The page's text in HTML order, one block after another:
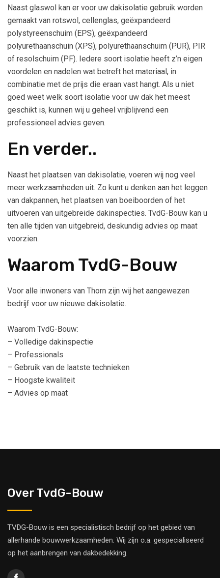
Naast glaswol kan er voor uw dakisolatie gebruik worden
gemaakt van rotswol, cellenglas, geëxpandeerd
polystyreenschuim (EPS), geëxpandeerd
polyurethaanschuin (XPS), polyurethaanschuim (PUR), PIR
of resolschuim (PF). Iedere soort isolatie heeft z’n eigen
voordelen en nadelen wat betreft het materiaal, in
combinatie met de prijs die eraan vast hangt. Als u niet
goed weet welk soort isolatie voor uw dak het meest
geschikt is, kunnen wij u geheel vrijblijvend een
professioneel advies geven.
En verder..
Naast het plaatsen van dakisolatie, voeren wij nog veel
meer werkzaamheden uit. Zo kunt u denken aan het leggen
van dakpannen, het plaatsen van boeiboorden of het
uitvoeren van uitgebreide dakinspecties. TvdG-Bouw kan u
ten alle tijden van uitgebreid, deskundig advies op maat
voorzien.
Waarom TvdG-Bouw
Voor alle inwoners van Thorn zijn wij het aangewezen
bedrijf voor uw nieuwe dakisolatie.
Waarom TvdG-Bouw:
– Volledige dakinspectie
– Professionals
– Gebruik van de laatste technieken
– Hoogste kwaliteit
– Advies op maat
Over TvdG-Bouw
TVDG-Bouw is een specialistisch bedrijf op het gebied van
allerhande bouwwerkzaamheden. Wij zijn o.a. gespecialiseerd
op het aanbrengen van dakbedekking.